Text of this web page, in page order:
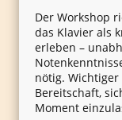
Der Workshop
das Klavier als
erleben –
nötig.
Bereitschaft,
Moment